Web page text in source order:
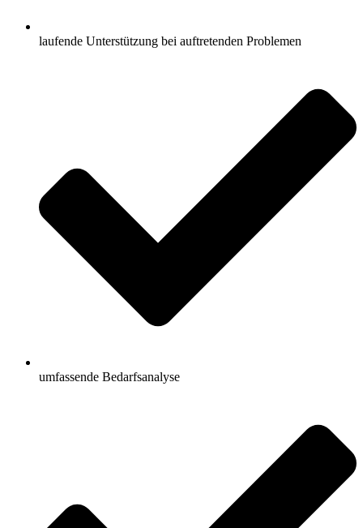
laufende Unterstützung bei auftretenden Problemen
umfassende Bedarfsanalyse